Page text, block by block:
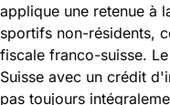
applique une retenue à
sportifs non-résidents,
fiscale franco-suisse.
Suisse avec un crédit
pas toujours